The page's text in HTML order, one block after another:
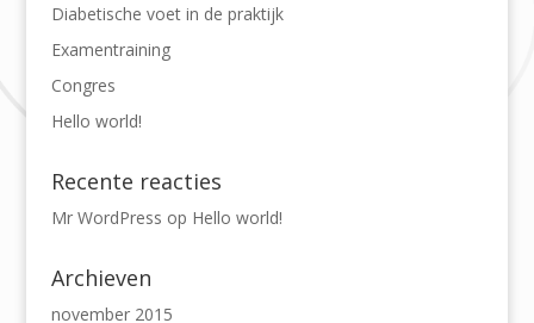
Diabetische voet in de praktijk
Examentraining
Congres
Hello world!
Recente reacties
Mr WordPress op Hello world!
Archieven
november 2015